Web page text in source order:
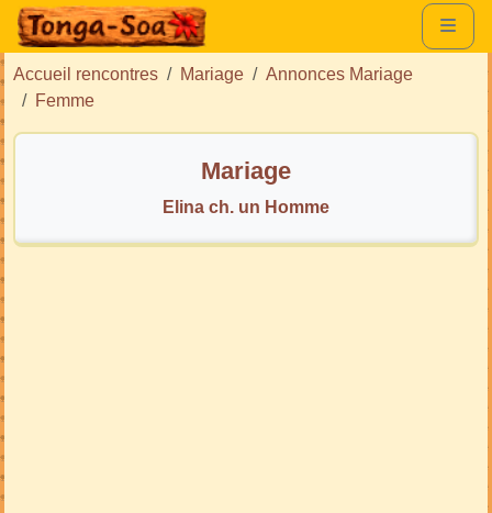
Accueil rencontres Mariage
Annonces Mariage
Femme
Mariage
Elina ch. un Homme